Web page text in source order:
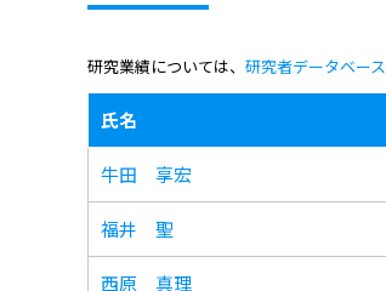
研究業績については、 研究者データベース
氏名
牛田 享宏
福井 聖
西原 真理